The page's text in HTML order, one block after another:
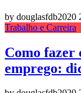
by douglasfdb2020
Trabalho e Carreira
Como
emprego: